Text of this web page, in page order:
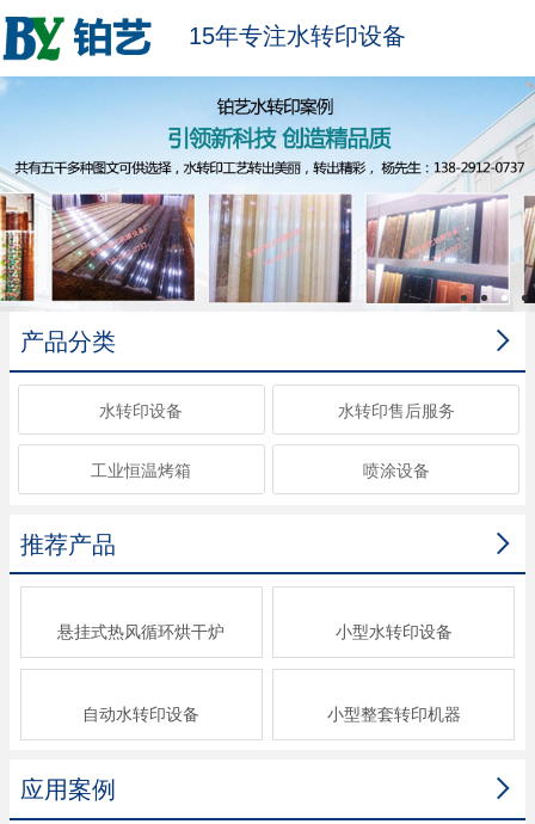
15年专注水转印设备

产品分类
水转印设备 水转印售后服务
工业恒温烤箱 喷涂设备

推荐产品
悬挂式热风循环烘干炉 小型水转印设备
自动水转印设备 小型整套转印机器

应用案例